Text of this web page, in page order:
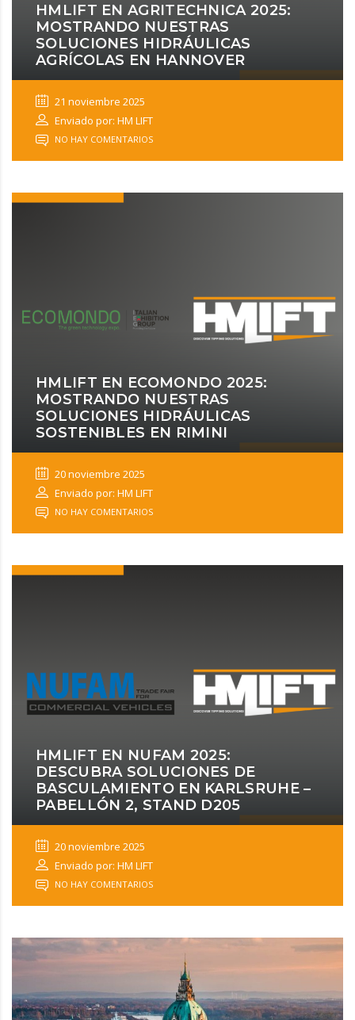
HMLIFT EN AGRITECHNICA 2025:
MOSTRANDO NUESTRAS
SOLUCIONES HIDRÁULICAS
AGRÍCOLAS EN HANNOVER
21 noviembre 2025
Enviado por: HM LIFT
NO HAY COMENTARIOS
HMLIFT EN ECOMONDO 2025:
MOSTRANDO NUESTRAS
SOLUCIONES HIDRÁULICAS
SOSTENIBLES EN RIMINI
20 noviembre 2025
Enviado por: HM LIFT
NO HAY COMENTARIOS
HMLIFT EN NUFAM 2025:
DESCUBRA SOLUCIONES DE
BASCULAMIENTO EN KARLSRUHE –
PABELLÓN 2, STAND D205
20 noviembre 2025
Enviado por: HM LIFT
NO HAY COMENTARIOS